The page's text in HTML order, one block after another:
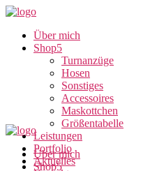
Über mich
Shop
Turnanzüge
Hosen
Sonstiges
Accessoires
Maskottchen
Größentabelle
Leistungen
Portfolio
Aktuelles
Über mich
Shop